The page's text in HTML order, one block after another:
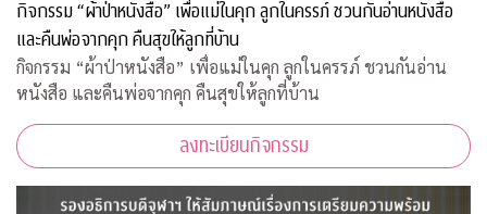
กิจกรรม “ผ้าป่าหนังสือ” เพื่อแม่ในคุก ลูกในครรภ์ ชวนกันอ่านหนังสือ
และคืนพ่อจากคุก คืนสุขให้ลูกที่บ้าน
กิจกรรม “ผ้าป่าหนังสือ” เพื่อแม่ในคุก ลูกในครรภ์ ชวนกันอ่าน
หนังสือ และคืนพ่อจากคุก คืนสุขให้ลูกที่บ้าน
ลงทะเบียนกิจกรรม